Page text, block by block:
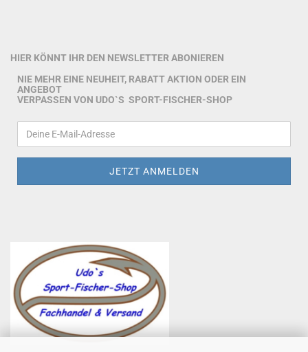
HIER KÖNNT IHR DEN NEWSLETTER ABONIEREN
NIE MEHR EINE NEUHEIT, RABATT AKTION ODER EIN
ANGEBOT
VERPASSEN VON UDO`S SPORT-FISCHER-SHOP